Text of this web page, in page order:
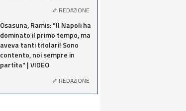
REDAZIONE
Osasuna, Ramis: "Il Napoli ha
dominato il primo tempo, ma
aveva tanti titolari! Sono
contento, noi sempre in
partita" | VIDEO
REDAZIONE